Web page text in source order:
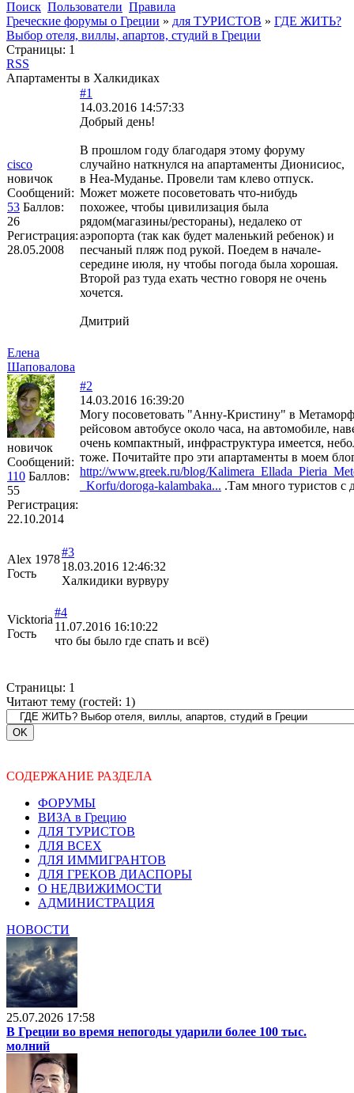
Поиск Пользователи Правила
Греческие форумы о Греции » для ТУРИСТОВ » ГДЕ ЖИТЬ?
Выбор отеля, виллы, апартов, студий в Греции
Страницы: 1
RSS
Апартаменты в Халкидиках
cisco
новичок
Сообщений:
53 Баллов:
26
Регистрация:
28.05.2008
#1
14.03.2016 14:57:33
Добрый день!
В прошлом году благодаря этому форуму
случайно наткнулся на апартаменты Дионисиос,
в Неа-Муданье. Провели там клево отпуск.
Может можете посоветовать что-нибудь
похожее, чтобы цивилизация была
рядом(магазины/рестораны), недалеко от
аэропорта (так как будет маленький ребенок) и
песчаный пляж под рукой. Поедем в начале-
середине июля, ну чтобы погода была хорошая.
Второй раз туда ехать честно говоря не очень
хочется.
Дмитрий
Елена
Шаповалова
новичок
Сообщений:
110 Баллов:
55
Регистрация:
22.10.2014
#2
14.03.2016 16:39:20
Могу посоветовать "Анну-Кристину" в
рейсовом автобусе около часа, на автомобиле,
очень компактный, инфраструктура имеется,
тоже. Почитайте про эти апартаменты в моем
http://www.greek.ru/blog/
­_Korfu/doroga-kalambaka... .Там много туристов с
Alex 1978
Гость
#3
18.03.2016 12:46:32
Халкидики вурвуру
Vicktoria
Гость
#4
11.07.2016 16:10:22
что бы было где спать и всё)
Страницы: 1
Читают тему (гостей: 1)
СОДЕРЖАНИЕ РАЗДЕЛА
ФОРУМЫ
ВИЗА в Грецию
ДЛЯ ТУРИСТОВ
ДЛЯ ВСЕХ
ДЛЯ ИММИГРАНТОВ
ДЛЯ ГРЕКОВ ДИАСПОРЫ
О НЕДВИЖИМОСТИ
АДМИНИСТРАЦИЯ
НОВОСТИ
25.07.2026 17:58
В Греции во время непогоды ударили более 100 тыс.
молний